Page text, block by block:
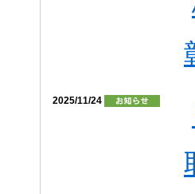
2025/11/24